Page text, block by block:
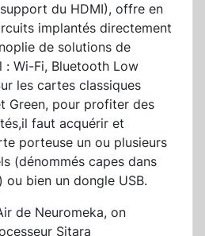
du HDMI), offre en
implantés directement
de solutions de
Wi-Fi, Bluetooth Low
les cartes classiques
Green, pour profiter des
faut acquérir et
porteuse un ou plusieurs
(dénommés capes dans
ou bien un dongle USB.
de Neuromeka, on
Sitara